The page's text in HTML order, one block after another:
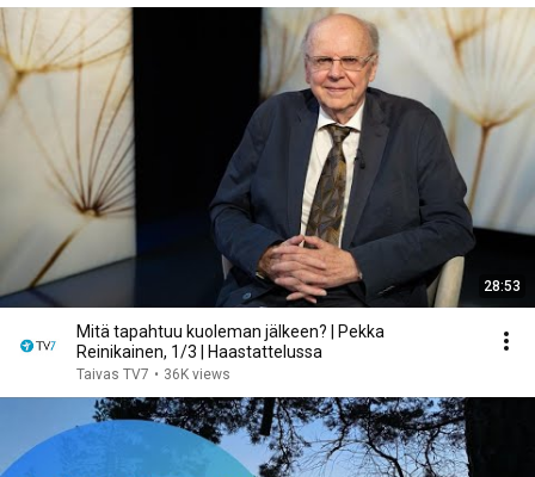
28:53
Mitä tapahtuu kuoleman jälkeen? | Pekka
Reinikainen, 1/3 | Haastattelussa
Taivas TV7 • 36K views